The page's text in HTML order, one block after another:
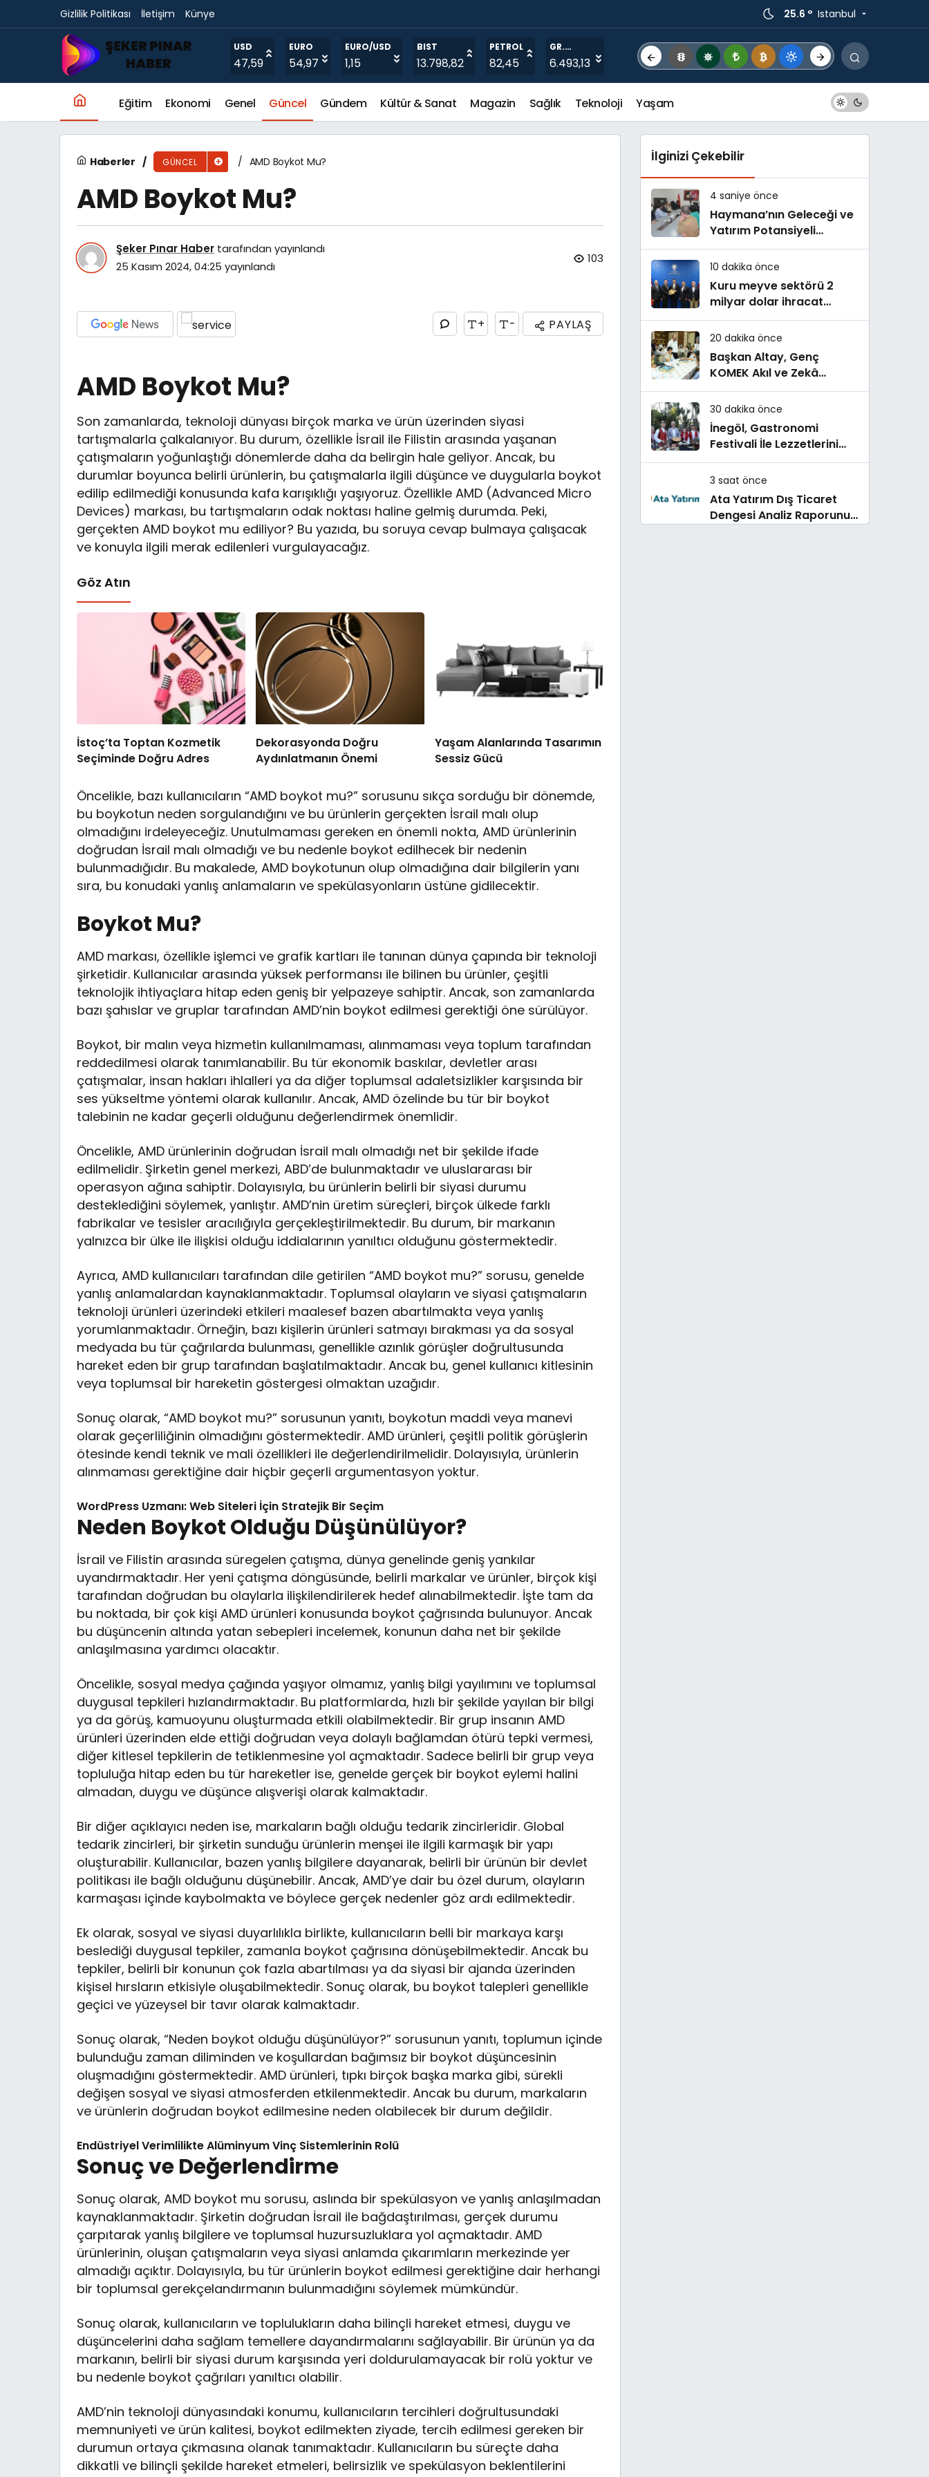
Gizlilik Politikası İletişim Künye 25.6 ° Istanbul
USD
47,59
EURO
54,97
EURO/USD
1,15
BIST
13.798,82
PETROL
82,45
GR.
ALTIN
6.493,13
Eğitim Ekonomi Genel Güncel Gündem Kültür & Sanat Magazin Sağlık Teknoloji Yaşam
Haberler GÜNCEL AMD Boykot Mu?
AMD Boykot Mu?
Şeker Pınar Haber tarafından yayınlandı
25 Kasım 2024, 04:25 yayınlandı
103
+ - PAYLAŞ
AMD Boykot Mu?
Son zamanlarda, teknoloji dünyası birçok marka ve ürün üzerinden siyasi
tartışmalarla çalkalanıyor. Bu durum, özellikle İsrail ile Filistin arasında yaşanan
çatışmaların yoğunlaştığı dönemlerde daha da belirgin hale geliyor. Ancak, bu
durumlar boyunca belirli ürünlerin, bu çatışmalarla ilgili düşünce ve duygularla boykot
edilip edilmediği konusunda kafa karışıklığı yaşıyoruz. Özellikle AMD (Advanced Micro
Devices) markası, bu tartışmaların odak noktası haline gelmiş durumda. Peki,
gerçekten AMD boykot mu ediliyor? Bu yazıda, bu soruya cevap bulmaya çalışacak
ve konuyla ilgili merak edilenleri vurgulayacağız.
Göz Atın
İstoç’ta Toptan Kozmetik
Seçiminde Doğru Adres
Dekorasyonda Doğru
Aydınlatmanın Önemi
Yaşam Alanlarında Tasarımın
Sessiz Gücü
Öncelikle, bazı kullanıcıların “AMD boykot mu?” sorusunu sıkça sorduğu bir dönemde,
bu boykotun neden sorgulandığını ve bu ürünlerin gerçekten İsrail malı olup
olmadığını irdeleyeceğiz. Unutulmaması gereken en önemli nokta, AMD ürünlerinin
doğrudan İsrail malı olmadığı ve bu nedenle boykot edilhecek bir nedenin
bulunmadığıdır. Bu makalede, AMD boykotunun olup olmadığına dair bilgilerin yanı
sıra, bu konudaki yanlış anlamaların ve spekülasyonların üstüne gidilecektir.
Boykot Mu?
AMD markası, özellikle işlemci ve grafik kartları ile tanınan dünya çapında bir teknoloji
şirketidir. Kullanıcılar arasında yüksek performansı ile bilinen bu ürünler, çeşitli
teknolojik ihtiyaçlara hitap eden geniş bir yelpazeye sahiptir. Ancak, son zamanlarda
bazı şahıslar ve gruplar tarafından AMD’nin boykot edilmesi gerektiği öne sürülüyor.
Boykot, bir malın veya hizmetin kullanılmaması, alınmaması veya toplum tarafından
reddedilmesi olarak tanımlanabilir. Bu tür ekonomik baskılar, devletler arası
çatışmalar, insan hakları ihlalleri ya da diğer toplumsal adaletsizlikler karşısında bir
ses yükseltme yöntemi olarak kullanılır. Ancak, AMD özelinde bu tür bir boykot
talebinin ne kadar geçerli olduğunu değerlendirmek önemlidir.
Öncelikle, AMD ürünlerinin doğrudan İsrail malı olmadığı net bir şekilde ifade
edilmelidir. Şirketin genel merkezi, ABD’de bulunmaktadır ve uluslararası bir
operasyon ağına sahiptir. Dolayısıyla, bu ürünlerin belirli bir siyasi durumu
desteklediğini söylemek, yanlıştır. AMD’nin üretim süreçleri, birçok ülkede farklı
fabrikalar ve tesisler aracılığıyla gerçekleştirilmektedir. Bu durum, bir markanın
yalnızca bir ülke ile ilişkisi olduğu iddialarının yanıltıcı olduğunu göstermektedir.
Ayrıca, AMD kullanıcıları tarafından dile getirilen “AMD boykot mu?” sorusu, genelde
yanlış anlamalardan kaynaklanmaktadır. Toplumsal olayların ve siyasi çatışmaların
teknoloji ürünleri üzerindeki etkileri maalesef bazen abartılmakta veya yanlış
yorumlanmaktadır. Örneğin, bazı kişilerin ürünleri satmayı bırakması ya da sosyal
medyada bu tür çağrılarda bulunması, genellikle azınlık görüşler doğrultusunda
hareket eden bir grup tarafından başlatılmaktadır. Ancak bu, genel kullanıcı kitlesinin
veya toplumsal bir hareketin göstergesi olmaktan uzağıdır.
Sonuç olarak, “AMD boykot mu?” sorusunun yanıtı, boykotun maddi veya manevi
olarak geçerliliğinin olmadığını göstermektedir. AMD ürünleri, çeşitli politik görüşlerin
ötesinde kendi teknik ve mali özellikleri ile değerlendirilmelidir. Dolayısıyla, ürünlerin
alınmaması gerektiğine dair hiçbir geçerli argumentasyon yoktur.
WordPress Uzmanı: Web Siteleri İçin Stratejik Bir Seçim
Neden Boykot Olduğu Düşünülüyor?
İsrail ve Filistin arasında süregelen çatışma, dünya genelinde geniş yankılar
uyandırmaktadır. Her yeni çatışma döngüsünde, belirli markalar ve ürünler, birçok kişi
tarafından doğrudan bu olaylarla ilişkilendirilerek hedef alınabilmektedir. İşte tam da
bu noktada, bir çok kişi AMD ürünleri konusunda boykot çağrısında bulunuyor. Ancak
bu düşüncenin altında yatan sebepleri incelemek, konunun daha net bir şekilde
anlaşılmasına yardımcı olacaktır.
Öncelikle, sosyal medya çağında yaşıyor olmamız, yanlış bilgi yayılımını ve toplumsal
duygusal tepkileri hızlandırmaktadır. Bu platformlarda, hızlı bir şekilde yayılan bir bilgi
ya da görüş, kamuoyunu oluşturmada etkili olabilmektedir. Bir grup insanın AMD
ürünleri üzerinden elde ettiği doğrudan veya dolaylı bağlamdan ötürü tepki vermesi,
diğer kitlesel tepkilerin de tetiklenmesine yol açmaktadır. Sadece belirli bir grup veya
topluluğa hitap eden bu tür hareketler ise, genelde gerçek bir boykot eylemi halini
almadan, duygu ve düşünce alışverişi olarak kalmaktadır.
Bir diğer açıklayıcı neden ise, markaların bağlı olduğu tedarik zincirleridir. Global
tedarik zincirleri, bir şirketin sunduğu ürünlerin menşei ile ilgili karmaşık bir yapı
oluşturabilir. Kullanıcılar, bazen yanlış bilgilere dayanarak, belirli bir ürünün bir devlet
politikası ile bağlı olduğunu düşünebilir. Ancak, AMD’ye dair bu özel durum, olayların
karmaşası içinde kaybolmakta ve böylece gerçek nedenler göz ardı edilmektedir.
Ek olarak, sosyal ve siyasi duyarlılıkla birlikte, kullanıcıların belli bir markaya karşı
beslediği duygusal tepkiler, zamanla boykot çağrısına dönüşebilmektedir. Ancak bu
tepkiler, belirli bir konunun çok fazla abartılması ya da siyasi bir ajanda üzerinden
kişisel hırsların etkisiyle oluşabilmektedir. Sonuç olarak, bu boykot talepleri genellikle
geçici ve yüzeysel bir tavır olarak kalmaktadır.
Sonuç olarak, “Neden boykot olduğu düşünülüyor?” sorusunun yanıtı, toplumun içinde
bulunduğu zaman diliminden ve koşullardan bağımsız bir boykot düşüncesinin
oluşmadığını göstermektedir. AMD ürünleri, tıpkı birçok başka marka gibi, sürekli
değişen sosyal ve siyasi atmosferden etkilenmektedir. Ancak bu durum, markaların
ve ürünlerin doğrudan boykot edilmesine neden olabilecek bir durum değildir.
Endüstriyel Verimlilikte Alüminyum Vinç Sistemlerinin Rolü
Sonuç ve Değerlendirme
Sonuç olarak, AMD boykot mu sorusu, aslında bir spekülasyon ve yanlış anlaşılmadan
kaynaklanmaktadır. Şirketin doğrudan İsrail ile bağdaştırılması, gerçek durumu
çarpıtarak yanlış bilgilere ve toplumsal huzursuzluklara yol açmaktadır. AMD
ürünlerinin, oluşan çatışmaların veya siyasi anlamda çıkarımların merkezinde yer
almadığı açıktır. Dolayısıyla, bu tür ürünlerin boykot edilmesi gerektiğine dair herhangi
bir toplumsal gerekçelandırmanın bulunmadığını söylemek mümkündür.
Sonuç olarak, kullanıcıların ve toplulukların daha bilinçli hareket etmesi, duygu ve
düşüncelerini daha sağlam temellere dayandırmalarını sağlayabilir. Bir ürünün ya da
markanın, belirli bir siyasi durum karşısında yeri doldurulamayacak bir rolü yoktur ve
bu nedenle boykot çağrıları yanıltıcı olabilir.
AMD’nin teknoloji dünyasındaki konumu, kullanıcıların tercihleri doğrultusundaki
memnuniyeti ve ürün kalitesi, boykot edilmekten ziyade, tercih edilmesi gereken bir
durumun ortaya çıkmasına olanak tanımaktadır. Kullanıcıların bu süreçte daha
dikkatli ve bilinçli şekilde hareket etmeleri, belirsizlik ve spekülasyon beklentilerini
İlginizi Çekebilir
4 saniye önce
Haymana’nın Geleceği ve
Yatırım Potansiyeli
Masaya Yatırıldı
10 dakika önce
Kuru meyve sektörü 2
milyar dolar ihracat
hedefi için Ankara’dan
destek istedi
20 dakika önce
Başkan Altay, Genç
KOMEK Akıl ve Zekâ
Oyunları’nın Final Turunda
Öğrencilerin Heyecanını
Paylaştı
30 dakika önce
İnegöl, Gastronomi
Festivali İle Lezzetlerini
Vitrine Çıkarıyor
3 saat önce
Ata Yatırım Dış Ticaret
Dengesi Analiz Raporunu
Nike Boykot Mu?